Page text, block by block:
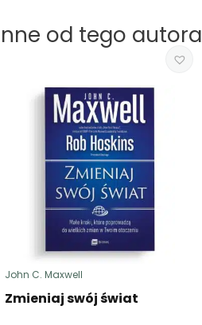
od tego autora
John C. Maxwell
Zmieniaj swój świat